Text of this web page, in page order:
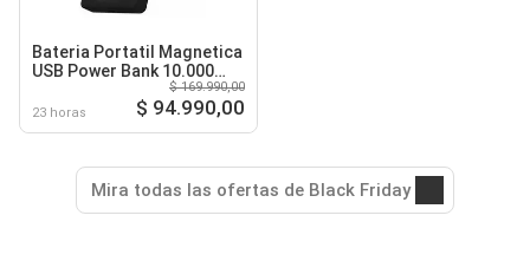
Bateria Portatil Magnetica
USB Power Bank 10.000
23 horas
$ 169.990,00
$ 94.990,00
Mira todas las ofertas de Black Friday